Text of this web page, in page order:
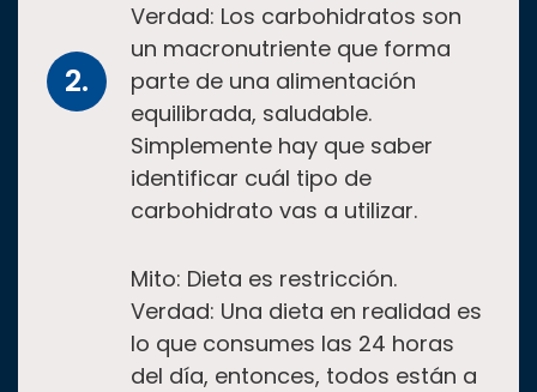
Verdad: Los carbohidratos son
un macronutriente que forma
parte de una alimentación
equilibrada, saludable.
Simplemente hay que saber
identificar cuál tipo de
carbohidrato vas a utilizar.
Mito: Dieta es restricción.
Verdad: Una dieta en realidad es
lo que consumes las 24 horas
del día, entonces, todos están a